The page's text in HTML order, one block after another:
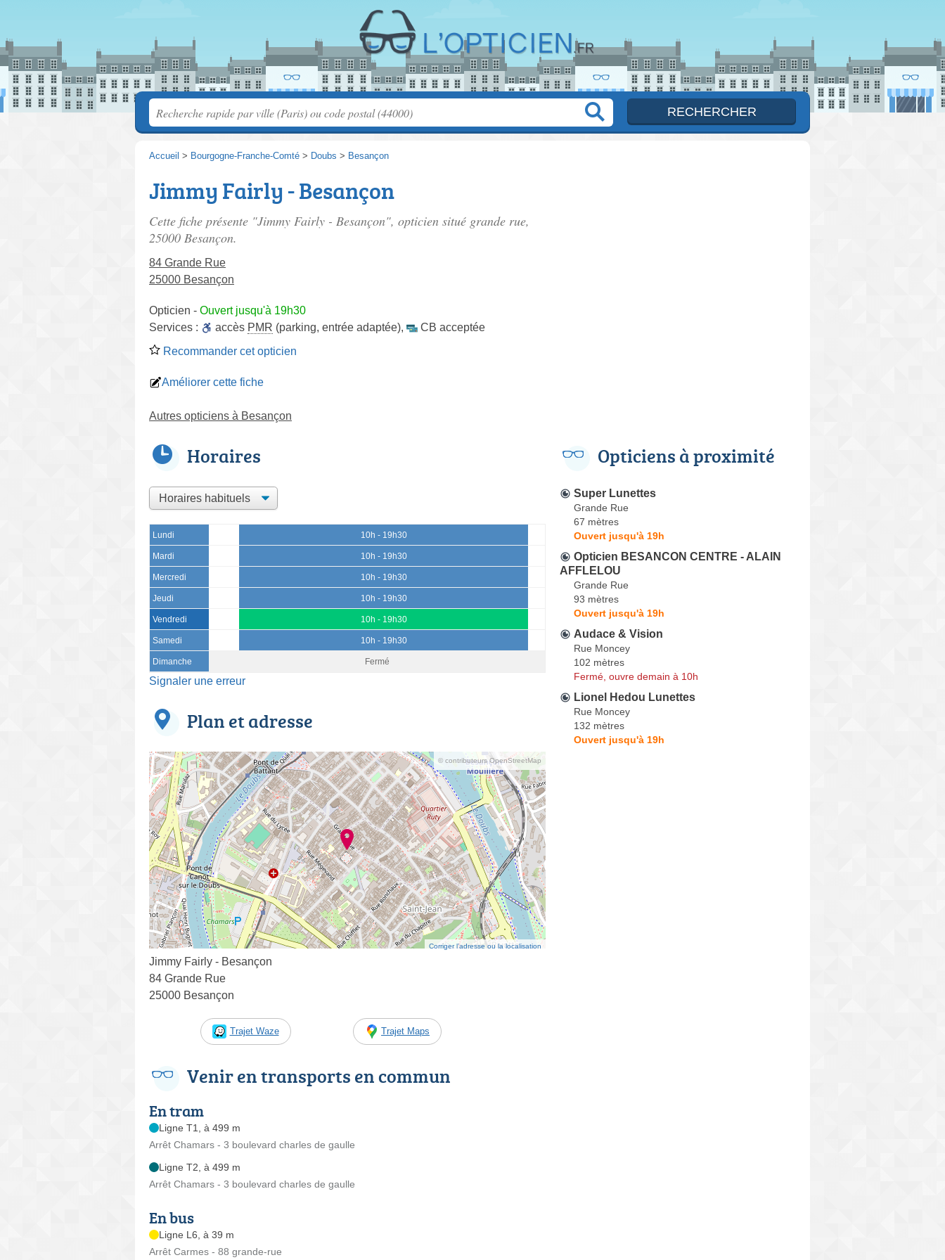
Accueil > Bourgogne-Franche-Comté > Doubs > Besançon
Jimmy Fairly - Besançon
Cette fiche présente "Jimmy Fairly - Besançon", opticien situé grande rue,
25000 Besançon.
84 Grande Rue
25000 Besançon
Opticien - Ouvert jusqu'à 19h30
Services :
accès PMR (parking, entrée adaptée),
CB acceptée
Recommander cet opticien
Améliorer cette fiche
Autres opticiens à Besançon
Horaires
Lundi 10h - 19h30
Mardi 10h - 19h30
Mercredi 10h - 19h30
Jeudi 10h - 19h30
Vendredi 10h - 19h30
Samedi 10h - 19h30
Dimanche Fermé
Signaler une erreur
Plan et adresse
© contributeurs OpenStreetMap
Corriger l’adresse ou la localisation
Jimmy Fairly - Besançon
84 Grande Rue
25000 Besançon
Trajet Waze Trajet Maps
Venir en transports en commun
En tram
Ligne T1, à 499 m
Arrêt Chamars - 3 boulevard charles de gaulle
Ligne T2, à 499 m
Arrêt Chamars - 3 boulevard charles de gaulle
En bus
Ligne L6, à 39 m
Arrêt Carmes - 88 grande-rue
Opticiens à proximité
Super Lunettes
Grande Rue
67 mètres
Ouvert jusqu'à 19h
Opticien BESANCON CENTRE - ALAIN
AFFLELOU
Grande Rue
93 mètres
Ouvert jusqu'à 19h
Audace & Vision
Rue Moncey
102 mètres
Fermé, ouvre demain à 10h
Lionel Hedou Lunettes
Rue Moncey
132 mètres
Ouvert jusqu'à 19h